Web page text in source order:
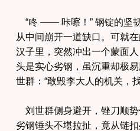
“咚 —— 咔嚓！” 钢锭的坚
从中间崩开一道缺口。可就
汉子里，突然冲出一个蒙面
头是实心劣钢，虽沉重却极
世群：“敢毁李大人的机关，
刘世群侧身避开，锉刀顺
劣钢锤头不堪拉扯，竟从链